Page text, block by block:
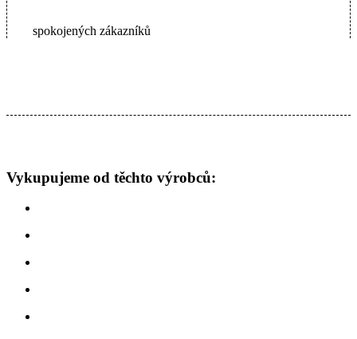
spokojených zákazníků
Vykupujeme od těchto výrobců: